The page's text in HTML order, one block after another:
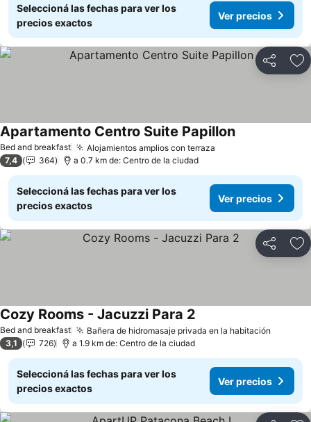
Seleccioná las fechas para ver los
precios exactos
Ver precios
Compartir
Bed and breakfast Alojamientos amplios con terraza
Apartamento Centro Suite PapillonVer precios
7,4 364 a 0.7 km de: Centro de la ciudad
Seleccioná las fechas para ver los
precios exactos
Ver precios
Compartir
Bed and breakfast Bañera de hidromasaje privada en la habitación
Cozy Rooms - Jacuzzi Para 2
3,1 726 a 1.9 km de: Centro de la ciudad
Seleccioná las fechas para ver los
precios exactos
Ver precios